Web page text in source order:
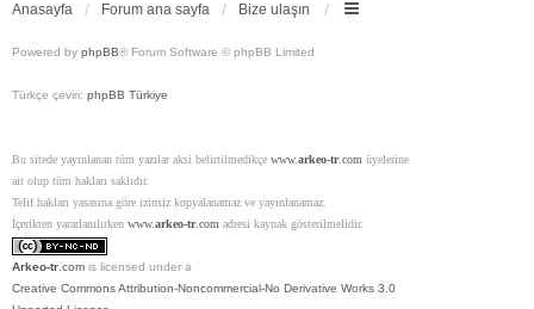
Anasayfa Forum ana sayfa Bize ulaşın
Powered by phpBB® Forum Software © phpBB Limited
Türkçe çeviri: phpBB Türkiye
Bu sitede yayınlanan tüm yazılar aksi belirtilmedikçe www.arkeo-tr.com üyelerine
ait olup tüm hakları saklıdır.
Telif hakları yasasına göre izinsiz kopyalanamaz ve yayınlanamaz.
İçerikten yararlanılırken www.arkeo-tr.com adresi kaynak gösterilmelidir.
Arkeo-tr .com is licensed under a
Creative Commons Attribution-Noncommercial-No Derivative Works 3.0